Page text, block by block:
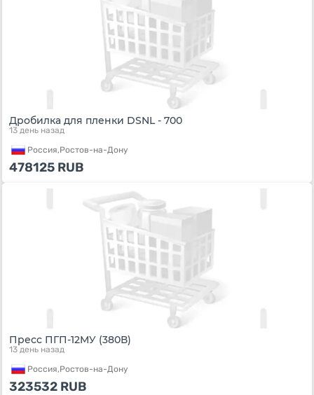
Дробилка для пленки DSNL - 700
13 день назад
Россия,Ростов-на-Дону
478125 RUB
Пресс ПГП-12МУ (380В)
13 день назад
Россия,Ростов-на-Дону
323532 RUB